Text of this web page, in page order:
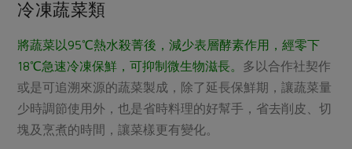
優惠專區
素食專區
高麗菜海鮮煎餅
媒體報導
下載專區
地區活動
社務會議 地區活動
冷凍蔬菜類
將蔬菜以95℃熱水殺菁後，減少表層酵素作用，經零下
18℃急速冷凍保鮮，可抑制微生物滋長。 多以合作社契作
或是可追溯來源的蔬菜製成，除了延長保鮮期，讓蔬菜量
少時調節使用外，也是省時料理的好幫手，省去削皮、切
塊及烹煮的時間，讓菜樣更有變化。